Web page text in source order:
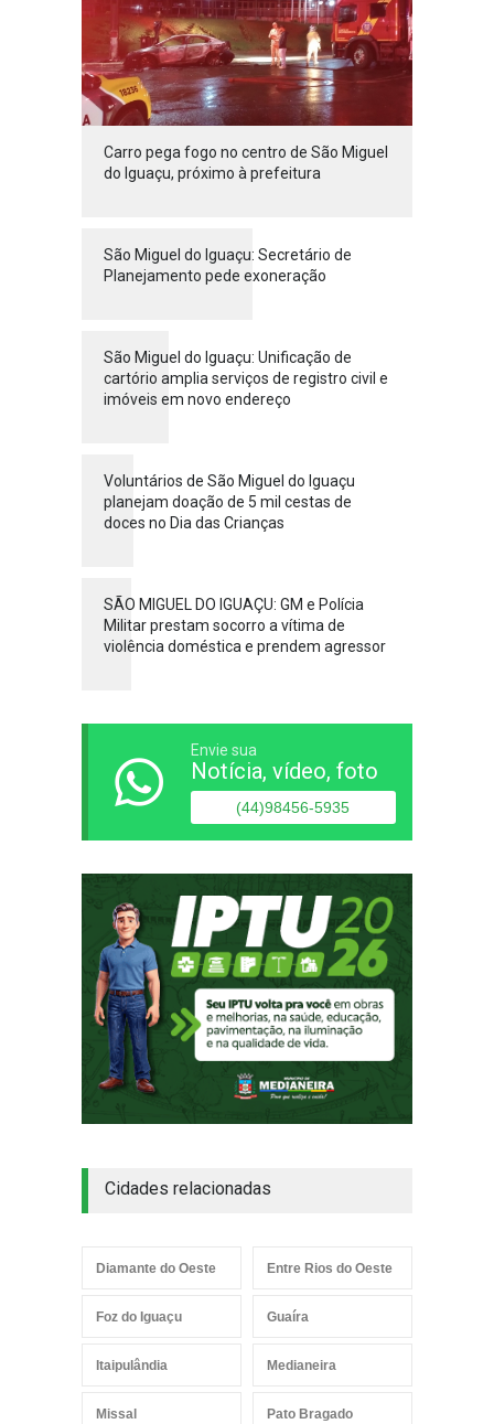
Carro pega fogo no centro de São Miguel
do Iguaçu, próximo à prefeitura
São Miguel do Iguaçu: Secretário de
Planejamento pede exoneração
São Miguel do Iguaçu: Unificação de
cartório amplia serviços de registro civil e
imóveis em novo endereço
Voluntários de São Miguel do Iguaçu
planejam doação de 5 mil cestas de
doces no Dia das Crianças
SÃO MIGUEL DO IGUAÇU: GM e Polícia
Militar prestam socorro a vítima de
violência doméstica e prendem agressor
Envie sua
Notícia, vídeo, foto
(44)98456-5935
Cidades relacionadas
Diamante do Oeste Entre Rios do Oeste
Foz do Iguaçu Guaíra
Itaipulândia Medianeira
Missal Pato Bragado